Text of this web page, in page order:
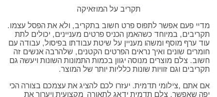
תקריב על המוזאיקה
מדיי פעם אפשר לתפוס פרט חשוב בתקריב, ולא את הפסל עצמו.
תקריבים, במיוחד כשהאמן הכניס פרטים מעניינים, יכולים לתת
עוד ערף מוסף ומשהו מעניין על שיטת עבודתו בפיסול, עבודה עם
חומרים שונים ואיך נראים הפרטים הקטנים, שלהרבה אנשים זה
חשוב. צלם מוצרים מנוסה יגוון בכמות התמונות השונות ויעשה גם
תקריבים וגם זוויות שונות כלליות יותר של המוצר.
אם אתם ,צילומי תדמית. יעזרו לכם להציג את עצמכם בצורה הכי
יפה שאפשר. צלם תדמית ידאג לתאורה מקצועית ויערוך את